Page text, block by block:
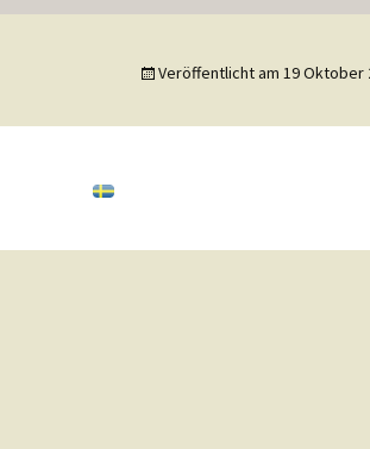
Veröffentlicht am 19 Oktober